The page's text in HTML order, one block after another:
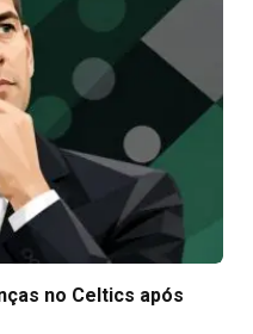
no Celtics após